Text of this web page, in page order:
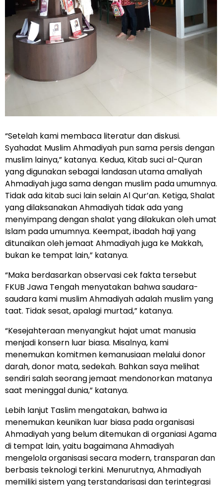
“Setelah kami membaca literatur dan diskusi.
Syahadat Muslim Ahmadiyah pun sama persis dengan
muslim lainya,” katanya. Kedua, Kitab suci al-Quran
yang digunakan sebagai landasan utama amaliyah
Ahmadiyah juga sama dengan muslim pada umumnya.
Tidak ada kitab suci lain selain Al Qur’an. Ketiga, Shalat
yang dilaksanakan Ahmadiyah tidak ada yang
menyimpang dengan shalat yang dilakukan oleh umat
Islam pada umumnya. Keempat, ibadah haji yang
ditunaikan oleh jemaat Ahmadiyah juga ke Makkah,
bukan ke tempat lain,” katanya.
“Maka berdasarkan observasi cek fakta tersebut
FKUB Jawa Tengah menyatakan bahwa saudara-
saudara kami muslim Ahmadiyah adalah muslim yang
taat. Tidak sesat, apalagi murtad,” katanya.
“Kesejahteraan menyangkut hajat umat manusia
menjadi konsern luar biasa. Misalnya, kami
menemukan komitmen kemanusiaan melalui donor
darah, donor mata, sedekah. Bahkan saya melihat
sendiri salah seorang jemaat mendonorkan matanya
saat meninggal dunia,” katanya.
Lebih lanjut Taslim mengatakan, bahwa ia
menemukan keunikan luar biasa pada organisasi
Ahmadiyah yang belum ditemukan di organiasi Agama
di tempat lain, yaitu bagaimana Ahmadiyah
mengelola organisasi secara modern, transparan dan
berbasis teknologi terkini. Menurutnya, Ahmadiyah
memiliki sistem yang terstandarisasi dan terintegrasi